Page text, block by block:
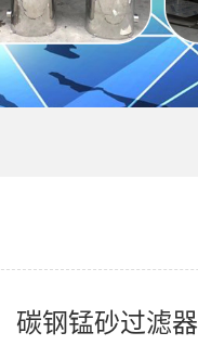
碳钢锰砂过滤器